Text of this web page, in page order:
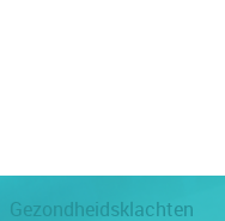
Gezondheidsklachten